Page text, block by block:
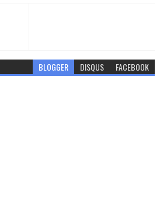
BLOGGER DISQUS FACEBOOK